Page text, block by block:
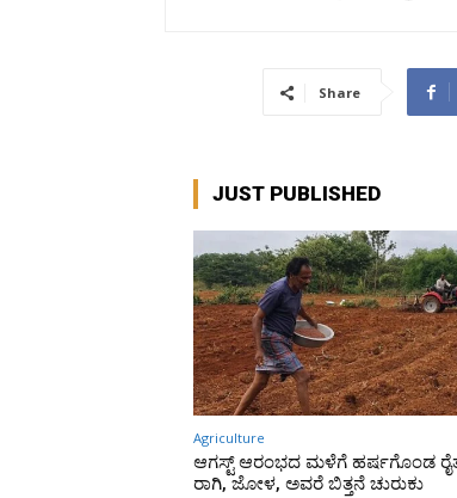
Share
JUST PUBLISHED
Agriculture
ಆಗಸ್ಟ್ ಆರಂಭದ ಮಳೆಗೆ ಹರ್ಷಗೊಂಡ
ರಾಗಿ, ಜೋಳ, ಅವರೆ ಬಿತ್ತನೆ ಚುರುಕು